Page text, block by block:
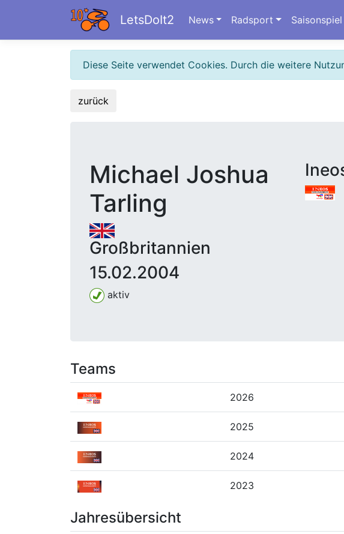
LetsDoIt2 News Radsport Saisonspiel
Diese Seite verwendet Cookies. Durch die weitere
zurück
Michael Joshua
Tarling
Großbritannien
15.02.2004
aktiv
Teams
2026
2025
2024
2023
Jahresübersicht